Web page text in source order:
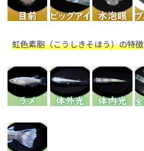
虹色素胞（こうしきそほう）の特徴